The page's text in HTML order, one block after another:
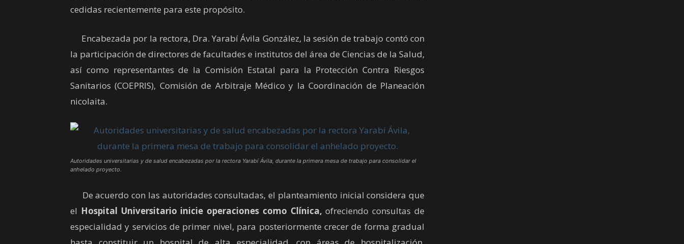
cedidas recientemente para este propósito.
Encabezada por la rectora, Dra. Yarabí Ávila González, la sesión de trabajo contó con
la participación de directores de facultades e institutos del área de Ciencias de la Salud,
así como representantes de la Comisión Estatal para la Protección Contra Riesgos
Sanitarios (COEPRIS), Comisión de Arbitraje Médico y la Coordinación de Planeación
nicolaita.
Autoridades universitarias y de salud encabezadas por la rectora Yarabí Ávila, durante la primera mesa de trabajo para consolidar el
anhelado proyecto.
De acuerdo con las autoridades consultadas, el planteamiento inicial considera que
el Hospital Universitario inicie operaciones como Clínica, ofreciendo consultas de
especialidad y servicios de primer nivel, para posteriormente crecer de forma gradual